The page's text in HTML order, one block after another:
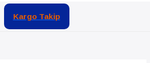
Kargo Takip